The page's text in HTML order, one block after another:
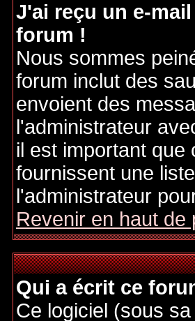
J'ai reçu un e-
forum !
Nous sommes
forum inclut des
envoient des
l'administrateur
il est important
fournissent une
l'administrateur
Revenir en haut de
Qui a écrit ce
Ce logiciel (sous